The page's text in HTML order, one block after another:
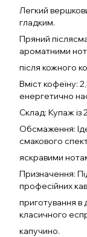
Легкий
гладким.
Пряний
ароматними
після кожного
Вміст кофеїну:
енергетично
Склад: Купаж із
Обсмаження:
смакового
яскравими
Призначення:
професійних
приготування в
класичного
капучино.